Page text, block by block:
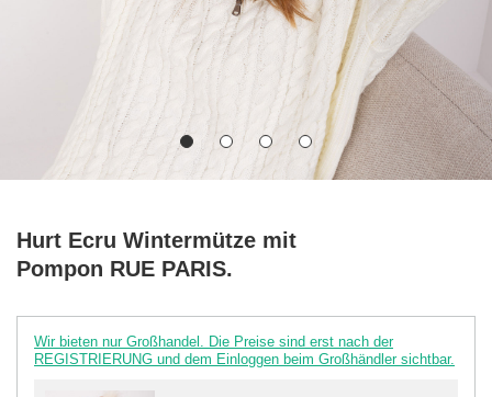
Hurt Ecru Wintermütze mit
Pompon RUE PARIS.
Wir bieten nur Großhandel. Die Preise sind erst nach der
REGISTRIERUNG und dem Einloggen beim Großhändler sichtbar.